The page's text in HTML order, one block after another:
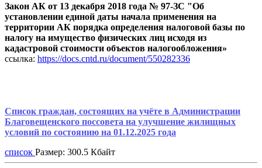
Закон АК от 13 декабря 2018 года № 97-ЗС "Об
установлении единой даты начала применения на
территории АК порядка определения налоговой базы по
налогу на имущество физических лиц исходя из
кадастровой стоимости объектов налогообложения»
ссылка: https://docs.cntd.ru/document/550282336
Список граждан, состоящих на учёте в Администрации
Благовещенского поссовета на улучшение жилищных
условий по состоянию на 01.12.2025 года
список Размер: 300.5 Кбайт